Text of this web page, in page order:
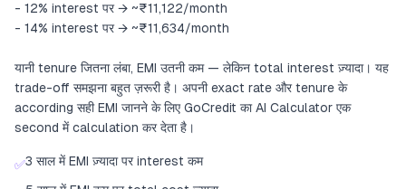
- 12% interest पर → ~₹11,122/month
- 14% interest पर → ~₹11,634/month
यानी tenure जितना लंबा, EMI उतनी कम — लेकिन total interest ज़्यादा। यह
trade-off समझना बहुत ज़रूरी है। अपनी exact rate और tenure के
according सही EMI जानने के लिए GoCredit का AI Calculator एक
second में calculation कर देता है।
✅3 साल में EMI ज़्यादा पर interest कम